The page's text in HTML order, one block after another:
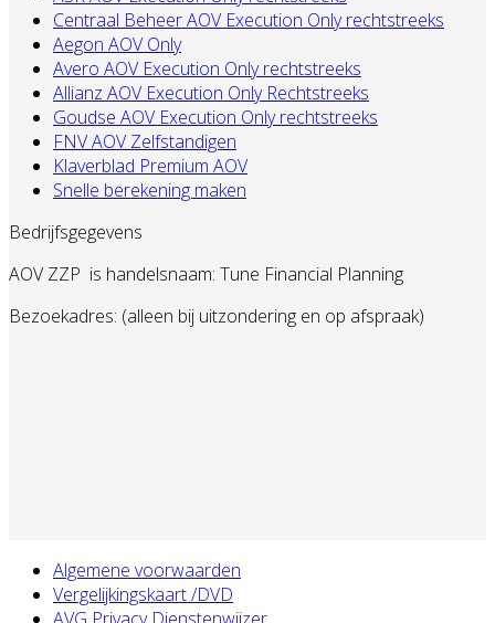
Centraal Beheer AOV Execution Only rechtstreeks
Aegon AOV Only
Avero AOV Execution Only rechtstreeks
Allianz AOV Execution Only Rechtstreeks
Goudse AOV Execution Only rechtstreeks
FNV AOV Zelfstandigen
Klaverblad Premium AOV
Snelle berekening maken
Bedrijfsgegevens
AOV ZZP is handelsnaam: Tune Financial Planning
Bezoekadres: (alleen bij uitzondering en op afspraak)
Algemene voorwaarden
Vergelijkingskaart /DVD